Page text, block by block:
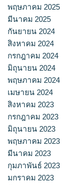
พฤษภาคม 2025
มีนาคม 2025
กันยายน 2024
สิงหาคม 2024
กรกฎาคม 2024
มิถุนายน 2024
พฤษภาคม 2024
เมษายน 2024
สิงหาคม 2023
กรกฎาคม 2023
มิถุนายน 2023
พฤษภาคม 2023
มีนาคม 2023
กุมภาพันธ์ 2023
มกราคม 2023